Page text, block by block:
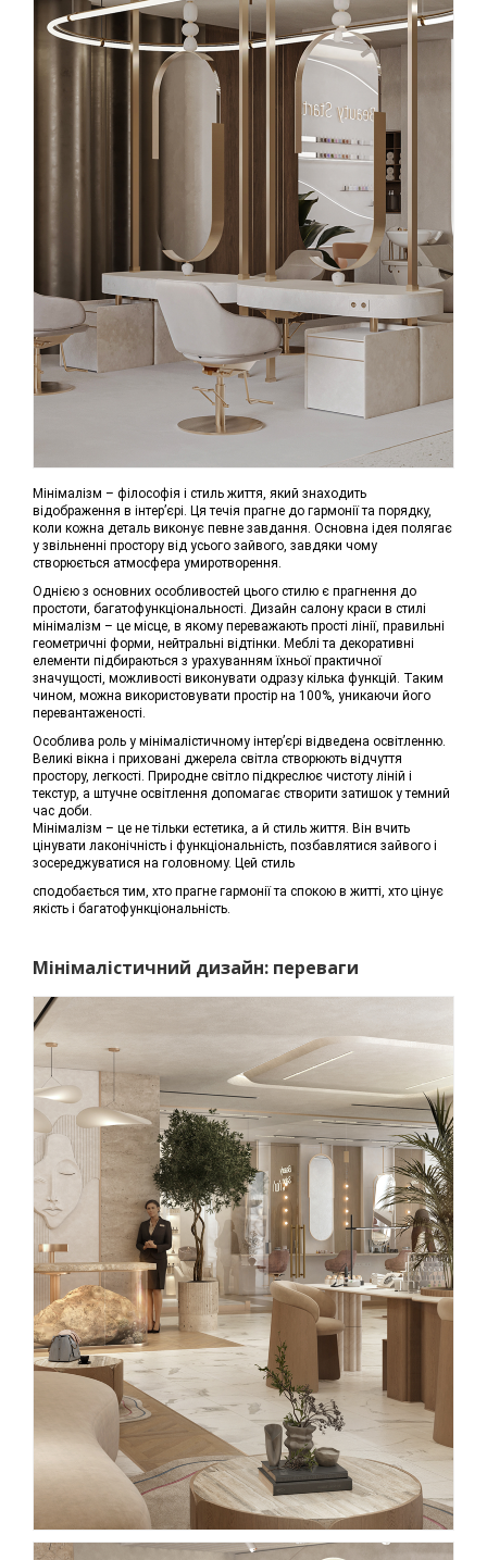
Мінімалізм – філософія і стиль життя, який знаходить
відображення в інтер’єрі. Ця течія прагне до гармонії та порядку,
коли кожна деталь виконує певне завдання. Основна ідея полягає
у звільненні простору від усього зайвого, завдяки чому
створюється атмосфера умиротворення.
Однією з основних особливостей цього стилю є прагнення до
простоти, багатофункціональності. Дизайн салону краси в стилі
мінімалізм – це місце, в якому переважають прості лінії, правильні
геометричні форми, нейтральні відтінки. Меблі та декоративні
елементи підбираються з урахуванням їхньої практичної
значущості, можливості виконувати одразу кілька функцій. Таким
чином, можна використовувати простір на 100%, уникаючи його
перевантаженості.
Особлива роль у мінімалістичному інтер’єрі відведена освітленню.
Великі вікна і приховані джерела світла створюють відчуття
простору, легкості. Природне світло підкреслює чистоту ліній і
текстур, а штучне освітлення допомагає створити затишок у темний
час доби.
Мінімалізм – це не тільки естетика, а й стиль життя. Він вчить
цінувати лаконічність і функціональність, позбавлятися зайвого і
зосереджуватися на головному. Цей стиль
сподобається тим, хто прагне гармонії та спокою в житті, хто цінує
якість і багатофункціональність.
Мінімалістичний дизайн: переваги